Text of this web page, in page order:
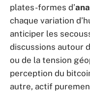
plates-formes d’
chaque variation
anticiper les
discussions autour
ou de la tension
perception du
autre, actif